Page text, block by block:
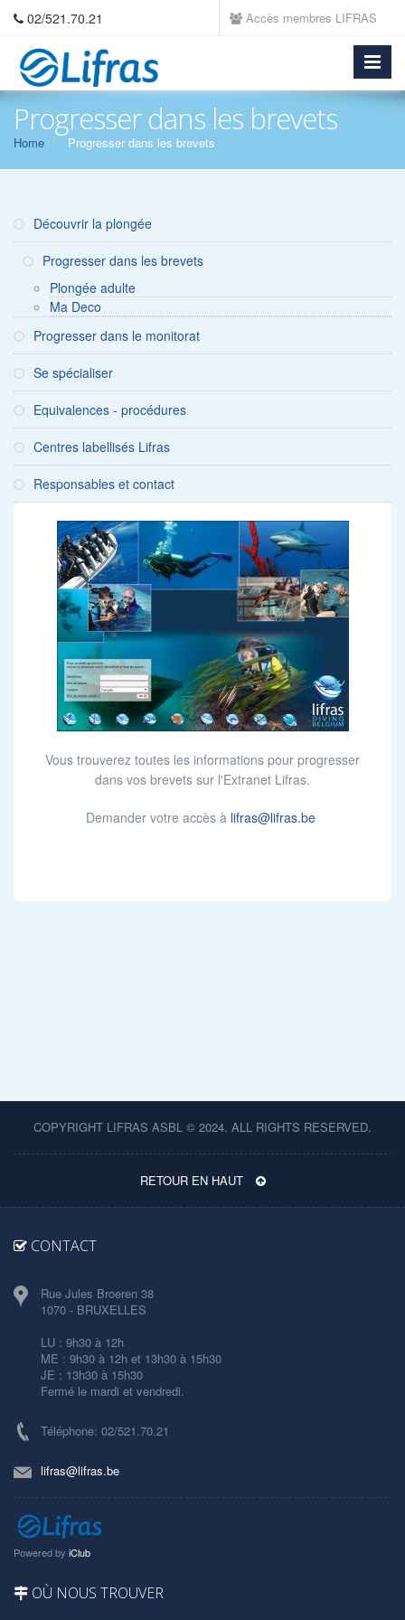
02/521.70.21 Accès membres LIFRAS
Progresser dans les brevets
Home Progresser dans les brevets
Découvrir la plongée
Progresser dans les brevets
Plongée adulte
Ma Deco
Progresser dans le monitorat
Se spécialiser
Equivalences - procédures
Centres labellisés Lifras
Responsables et contact
Vous trouverez toutes les informations pour progresser
dans vos brevets sur l'Extranet Lifras.
Demander votre accès à lifras@lifras.be
COPYRIGHT LIFRAS ASBL © 2024. ALL RIGHTS RESERVED.
RETOUR EN HAUT
CONTACT
Rue Jules Broeren 38
1070 - BRUXELLES
LU : 9h30 à 12h
ME : 9h30 à 12h et 13h30 à 15h30
JE : 13h30 à 15h30
Fermé le mardi et vendredi.
Téléphone: 02/521.70.21
lifras@lifras.be
Powered by iClub
OÙ NOUS TROUVER